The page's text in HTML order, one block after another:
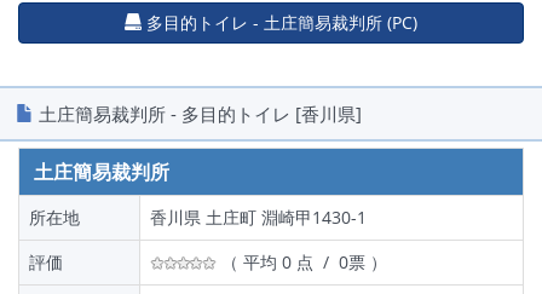
多目的トイレ - 土庄簡易裁判所 (PC)
土庄簡易裁判所 - 多目的トイレ [香川県]
土庄簡易裁判所
所在地
香川県 土庄町 淵崎甲1430-1
評価
（ 平均 0 点 / 0票 ）